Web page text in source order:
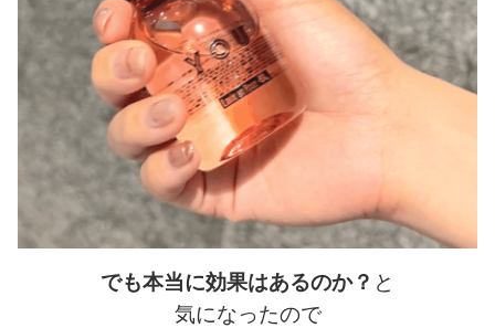
でも本当に効果はあるのか？ と
気になったので